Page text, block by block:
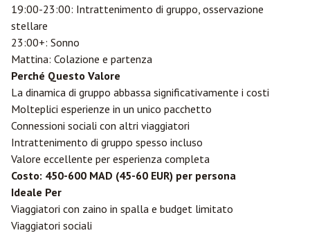
19:00-23:00: Intrattenimento di gruppo, osservazione
stellare
23:00+: Sonno
Mattina: Colazione e partenza
Perché Questo Valore
La dinamica di gruppo abbassa significativamente i costi
Molteplici esperienze in un unico pacchetto
Connessioni sociali con altri viaggiatori
Intrattenimento di gruppo spesso incluso
Valore eccellente per esperienza completa
Costo: 450-600 MAD (45-60 EUR) per persona
Ideale Per
Viaggiatori con zaino in spalla e budget limitato
Viaggiatori sociali